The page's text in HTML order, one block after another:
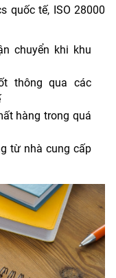
quốc tế, ISO 28000
chuyển khi khu
thông qua các
hàng trong quá
từ nhà cung cấp